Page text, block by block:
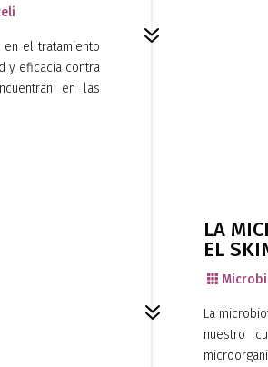
7
el tratamiento
y eficacia contra
en las
7
LA
EL

La
nuestro